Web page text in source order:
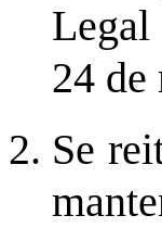
24 de
Se